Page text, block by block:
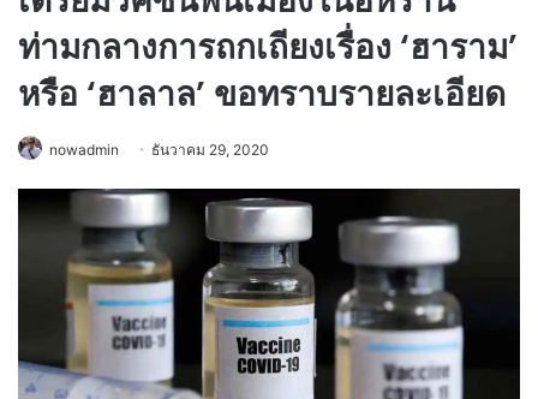
ท่ามกลางการถกเถียงเรื่อง ‘ฮาราม’
หรือ ‘ฮาลาล’ ขอทราบรายละเอียด
nowadmin ธันวาคม 29, 2020